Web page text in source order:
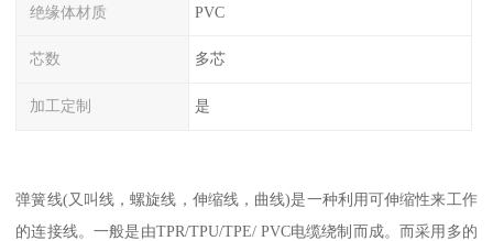
绝缘体材质 PVC
芯数 多芯
加工定制 是
弹簧线(又叫线，螺旋线，伸缩线，曲线)是一种利用可伸缩性来工作
的连接线。一般是由TPR/TPU/TPE/ PVC电缆绕制而成。而采用多的